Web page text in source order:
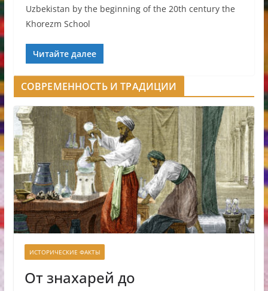
Uzbekistan by the beginning of the 20th century the
Khorezm School
Читайте далее
СОВРЕМЕННОСТЬ И ТРАДИЦИИ
ИСТОРИЧЕСКИЕ ФАКТЫ
От знахарей до